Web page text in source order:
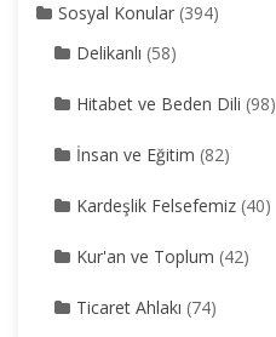
Sosyal Konular (394)
Delikanlı (58)
Hitabet ve Beden Dili (98)
İnsan ve Eğitim (82)
Kardeşlik Felsefemiz (40)
Kur'an ve Toplum (42)
Ticaret Ahlakı (74)